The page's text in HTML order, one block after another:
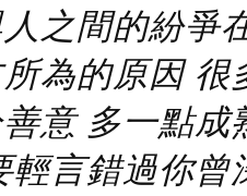
之間的紛爭
為的原因
意 多一點
輕言錯過你曾